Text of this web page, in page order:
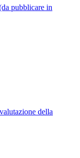
pubblicare in
della